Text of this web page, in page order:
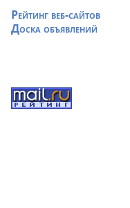
Рейтинг веб-сайтов
Доска объявлений